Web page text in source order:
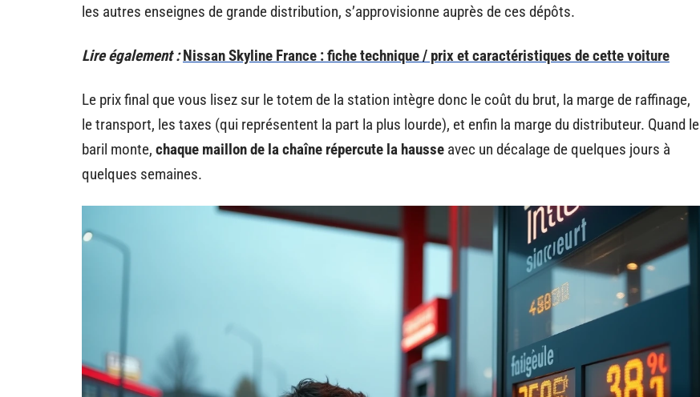
les autres enseignes de grande distribution, s’approvisionne auprès de ces dépôts.
Lire également : Nissan Skyline France : fiche technique / prix et caractéristiques de cette voiture
Le prix final que vous lisez sur le totem de la station intègre donc le coût du brut, la marge de raffinage,
le transport, les taxes (qui représentent la part la plus lourde), et enfin la marge du distributeur. Quand le
baril monte, chaque maillon de la chaîne répercute la hausse avec un décalage de quelques jours à
quelques semaines.